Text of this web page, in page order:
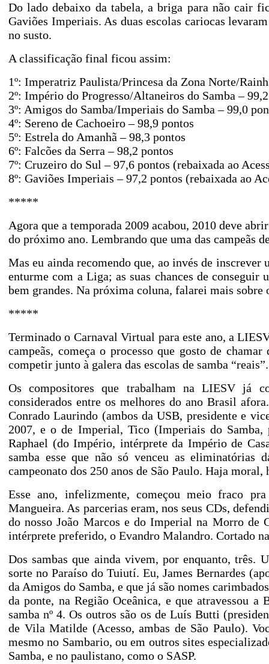
Do lado debaixo da tabela, a briga para não cair
Gaviões Imperiais. As duas escolas cariocas
no susto.
A classificação final ficou assim:
1º: Imperatriz Paulista/Princesa da Zona Norte/
2º: Império do Progresso/Altaneiros do Samba –
3º: Amigos do Samba/Imperiais do Samba – 99,0
4º: Sereno de Cachoeiro – 98,9 pontos
5º: Estrela do Amanhã – 98,3 pontos
6º: Falcões da Serra – 98,2 pontos
7º: Cruzeiro do Sul – 97,6 pontos (rebaixada ao
8º: Gaviões Imperiais – 97,2 pontos (rebaixada ao
*****
Agora que a temporada 2009 acabou, 2010 deve
do próximo ano. Lembrando que uma das campeãs
Mas eu ainda recomendo que, ao invés de
enturme com a Liga; as suas chances de conseguir
bem grandes. Na próxima coluna, falarei mais
*****
Terminado o Carnaval Virtual para este ano, a
campeãs, começa o processo que gosto de
competir junto à galera das escolas de samba “reais”.
Os compositores que trabalham na LIESV já
considerados entre os melhores do ano Brasil
Conrado Laurindo (ambos da USB, presidente e
2007, e o de Imperial, Tico (Imperiais do
Raphael (do Império, intérprete da Império de
samba esse que não só venceu as
campeonato dos 250 anos de São Paulo. Haja moral,
Esse ano, infelizmente, começou meio fraco
Mangueira. As parcerias eram, nos seus CDs,
do nosso João Marcos e do Imperial na Morro de
intérprete preferido, o Evandro Malandro. Cortado
Dos sambas que ainda vivem, por enquanto, três.
sorte no Paraíso do Tuiutí. Eu, James Bernardes
da Amigos do Samba, e que já são nomes
da ponte, na Região Oceânica, e que atravessou
samba nº 4. Os outros são os de Luís Butti
de Vila Matilde (Acesso, ambas de São Paulo).
mesmo no Sambario, ou em outros sites
Samba, e no paulistano, como o SASP.